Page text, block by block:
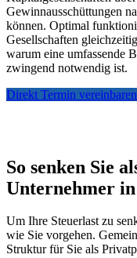
Gewinnausschüttungen
können. Optimal
Gesellschaften
warum eine umfassende
zwingend notwendig ist.
Direkt Termin
So senken Sie
Unternehmer
Um Ihre Steuerlast zu
wie Sie vorgehen.
Struktur für Sie als